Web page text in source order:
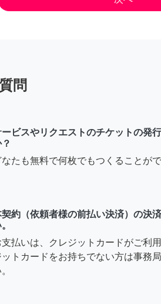
問
ービスやリクエストのチケットの発
なたも無料で何枚でもつくることがで
契約（依頼者様の前払い決済）の決
支払いは、クレジットカードがご利
ットカードをお持ちでない方は事務